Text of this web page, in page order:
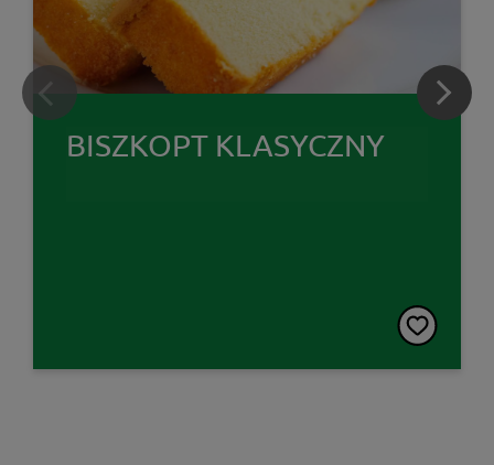
BISZKOPT KLASYCZNY